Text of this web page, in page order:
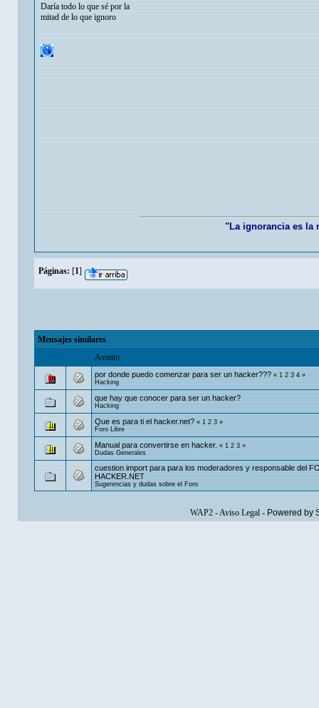
Daría todo lo que sé por la
mitad de lo que ignoro
"La ignorancia es la
Páginas: [1]
Mensajes similares
Asunto
por donde puedo comenzar para ser un hacker??? «1 2 3 4»
Hacking
que hay que conocer para ser un hacker?
Hacking
Que es para ti el hacker.net? «1 2 3»
Foro Libre
Manual para convertirse en hacker. «1 2 3»
Dudas Generales
cuestion import para para los moderadores y responsable del
HACKER.NET
Sugerencias y dudas sobre el Foro
WAP2-Aviso Legal- Powered by